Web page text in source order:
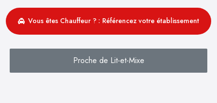
Vous êtes Chauffeur ? : Référencez votre établissement
Proche de Lit-et-Mixe